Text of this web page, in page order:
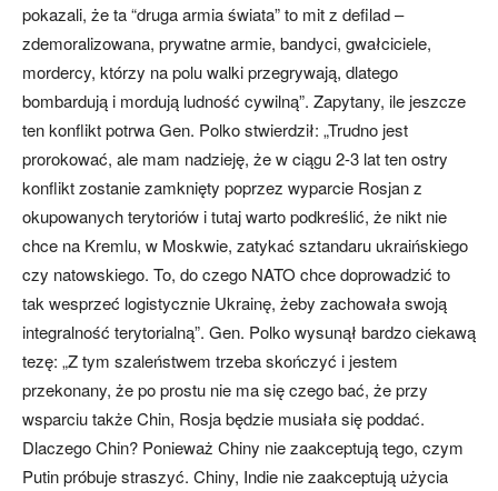
pokazali, że ta “druga armia świata” to mit z defilad –
zdemoralizowana, prywatne armie, bandyci, gwałciciele,
mordercy, którzy na polu walki przegrywają, dlatego
bombardują i mordują ludność cywilną”. Zapytany, ile jeszcze
ten konflikt potrwa Gen. Polko stwierdził: „Trudno jest
prorokować, ale mam nadzieję, że w ciągu 2-3 lat ten ostry
konflikt zostanie zamknięty poprzez wyparcie Rosjan z
okupowanych terytoriów i tutaj warto podkreślić, że nikt nie
chce na Kremlu, w Moskwie, zatykać sztandaru ukraińskiego
czy natowskiego. To, do czego NATO chce doprowadzić to
tak wesprzeć logistycznie Ukrainę, żeby zachowała swoją
integralność terytorialną”. Gen. Polko wysunął bardzo ciekawą
tezę: „Z tym szaleństwem trzeba skończyć i jestem
przekonany, że po prostu nie ma się czego bać, że przy
wsparciu także Chin, Rosja będzie musiała się poddać.
Dlaczego Chin? Ponieważ Chiny nie zaakceptują tego, czym
Putin próbuje straszyć. Chiny, Indie nie zaakceptują użycia